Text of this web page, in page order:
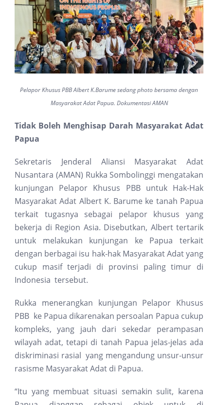
Pelapor Khusus PBB Albert K.Barume sedang photo bersama dengan
Masyarakat Adat Papua. Dokumentasi AMAN
Tidak Boleh Menghisap Darah Masyarakat Adat
Papua
Sekretaris Jenderal Aliansi Masyarakat Adat
Nusantara (AMAN) Rukka Sombolinggi mengatakan
kunjungan Pelapor Khusus PBB untuk Hak-Hak
Masyarakat Adat Albert K. Barume ke tanah Papua
terkait tugasnya sebagai pelapor khusus yang
bekerja di Region Asia. Disebutkan, Albert tertarik
untuk melakukan kunjungan ke Papua terkait
dengan berbagai isu hak-hak Masyarakat Adat yang
cukup masif terjadi di provinsi paling timur di
Indonesia tersebut.
Rukka menerangkan kunjungan Pelapor Khusus
PBB ke Papua dikarenakan persoalan Papua cukup
kompleks, yang jauh dari sekedar perampasan
wilayah adat, tetapi di tanah Papua jelas-jelas ada
diskriminasi rasial yang mengandung unsur-unsur
rasisme Masyarakat Adat di Papua.
“Itu yang membuat situasi semakin sulit, karena